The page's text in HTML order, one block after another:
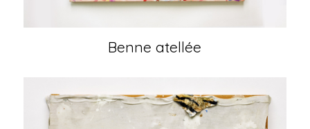
Benne atellée